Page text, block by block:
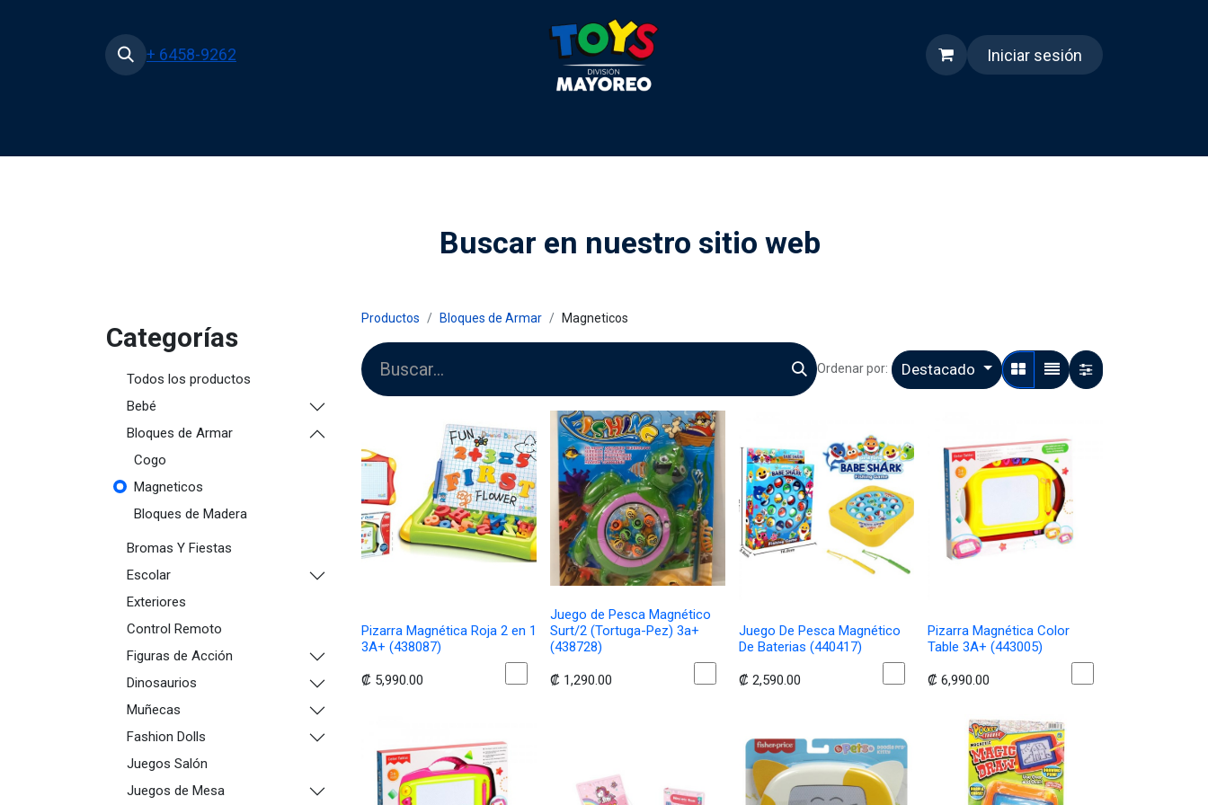
+ 6458-9262 Iniciar sesión
Buscar en nuestro sitio web
Categorías
Todos los productos
Bebé
Bloques de Armar
Cogo
Magneticos
Bloques de Madera
Bromas Y Fiestas
Escolar
Exteriores
Control Remoto
Figuras de Acción
Dinosaurios
Muñecas
Fashion Dolls
Juegos Salón
Juegos de Mesa
Productos Bloques de Armar Magneticos
Ordenar por: Destacado
Pizarra Magnética Roja 2 en 1
3A+ (438087)
₡ 5,990.00
Juego de Pesca Magnético
Surt/2 (Tortuga-Pez) 3a+
(438728)
₡ 1,290.00
Juego De Pesca Magnético
De Baterias (440417)
₡ 2,590.00
Pizarra Magnética Color
Table 3A+ (443005)
₡ 6,990.00